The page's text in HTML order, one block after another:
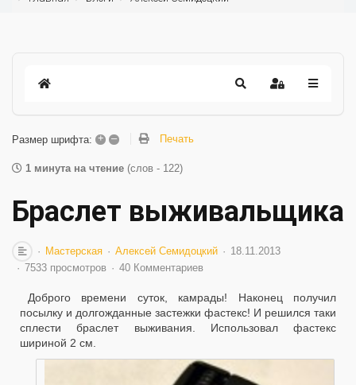
Размер шрифта: + – Печать
1 минута на чтение (слов - 122)
Браслет выживальщика
Мастерская Алексей Семидоцкий
18.11.2013
7533 просмотров
40 Комментариев
Доброго времени суток, камрады! Наконец получил
посылку и долгожданные застежки фастекс! И решился таки
сплести браслет выживания. Использовал фастекс
шириной 2 см.